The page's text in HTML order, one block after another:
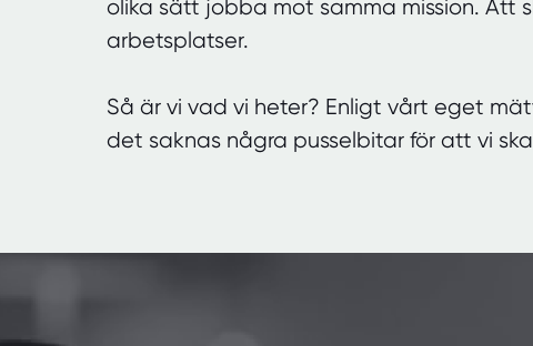
olika sätt jobba mot samma mission.
arbetsplatser.
Så är vi vad vi heter? Enligt vårt eget
det saknas några pusselbitar för att vi